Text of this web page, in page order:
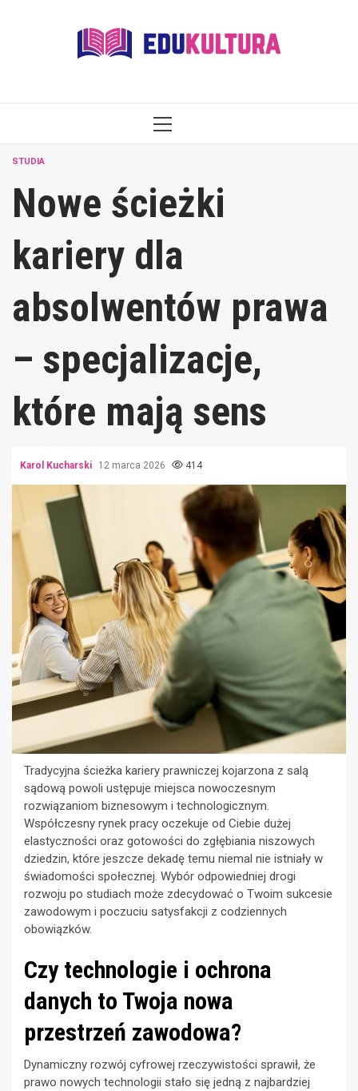
PRIMARY
STUDIA
Nowe ścieżki
kariery dla
absolwentów prawa
– specjalizacje,
które mają sens
Karol Kucharski 12 marca 2026 414
Tradycyjna ścieżka kariery prawniczej kojarzona z salą
sądową powoli ustępuje miejsca nowoczesnym
rozwiązaniom biznesowym i technologicznym.
Współczesny rynek pracy oczekuje od Ciebie dużej
elastyczności oraz gotowości do zgłębiania niszowych
dziedzin, które jeszcze dekadę temu niemal nie istniały w
świadomości społecznej. Wybór odpowiedniej drogi
rozwoju po studiach może zdecydować o Twoim sukcesie
zawodowym i poczuciu satysfakcji z codziennych
obowiązków.
Czy technologie i ochrona
danych to Twoja nowa
przestrzeń zawodowa?
Dynamiczny rozwój cyfrowej rzeczywistości sprawił, że
prawo nowych technologii stało się jedną z najbardziej